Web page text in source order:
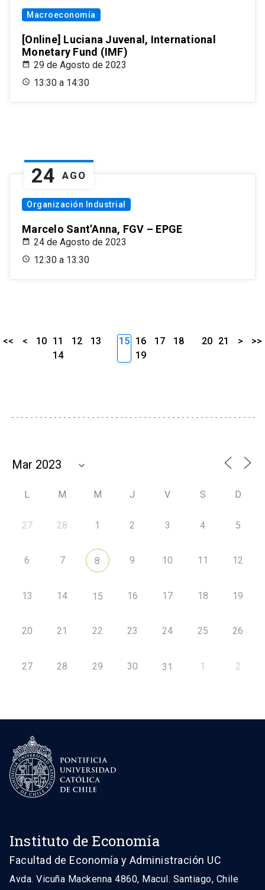
Macroeconomía
[Online] Luciana Juvenal, International
Monetary Fund (IMF)
29 de Agosto de 2023
13:30 a 14:30
24 AGO
Organización Industrial
Marcelo Sant’Anna, FGV – EPGE
24 de Agosto de 2023
12:30 a 13:30
<< < 10 11 12
13
14
15 16 17
18
19
20 21 > >>
L M M J V S D
27 28 1 2 3 4 5
6 7 8 9 10 11 12
13 14 15 16 17 18 19
20 21 22 23 24 25 26
27 28 29 30 31 1 2
Instituto de Economía
Facultad de Economía y Administración UC
Avda. Vicuña Mackenna 4860, Macul. Santiago, Chile